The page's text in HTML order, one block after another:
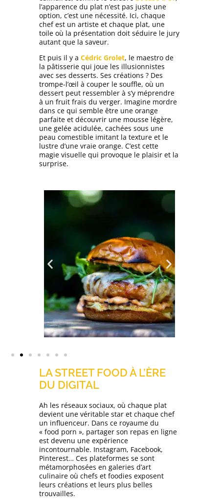
l’apparence du plat n’est pas juste une
option, c’est une nécessité. Ici, chaque
chef est un artiste et chaque plat, une
toile où la présentation doit séduire le jury
autant que la saveur.
Et puis il y a Cédric Grolet, le maestro de
la pâtisserie qui joue les illusionnistes
avec ses desserts. Ses créations ? Des
trompe-l’œil à couper le souffle, où un
dessert peut ressembler à s’y méprendre
à un fruit frais du verger. Imagine mordre
dans ce qui semble être une orange
parfaite et découvrir une mousse légère,
une gelée acidulée, cachées sous une
peau comestible imitant la texture et le
lustre d’une vraie orange. C’est cette
magie visuelle qui provoque le plaisir et la
surprise.
LA STREET FOOD À L’ÈRE
DU DIGITAL
Ah les réseaux sociaux, où chaque plat
devient une véritable star et chaque chef
un influenceur. Dans ce royaume du
« food porn », partager son repas en ligne
est devenu une expérience
incontournable. Instagram, Facebook,
Pinterest… Ces plateformes se sont
métamorphosées en galeries d’art
culinaire où chefs et foodies exposent
leurs créations et leurs plus belles
trouvailles.